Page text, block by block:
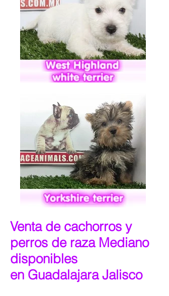
Venta de cachorros y
perros de raza Mediano
disponibles
en Guadalajara Jalisco